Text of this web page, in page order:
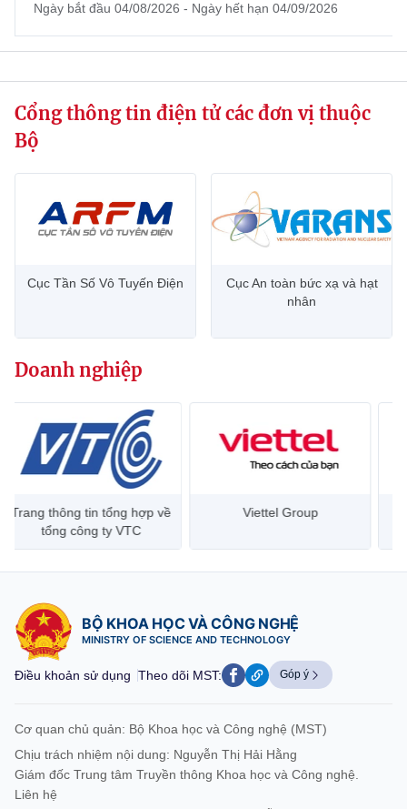
website này)
Ngày bắt đầu 04/08/2026 - Ngày hết hạn 04/09/2026
Cổng thông tin điện tử các đơn vị thuộc
Bộ
Cục Tần Số Vô Tuyến Điện
Cục An toàn bức xạ và hạt
nhân
Doanh nghiệp
Trang thông tin tổng hợp về
tổng công ty VTC
Viettel Group
BỘ KHOA HỌC VÀ CÔNG NGHỆ
MINISTRY OF SCIENCE AND TECHNOLOGY
Điều khoản sử dụng Theo dõi MST: Góp ý
Cơ quan chủ quản: Bộ Khoa học và Công nghệ (MST)
Chịu trách nhiệm nội dung: Nguyễn Thị Hải Hằng
Giám đốc Trung tâm Truyền thông Khoa học và Công nghệ.
Liên hệ